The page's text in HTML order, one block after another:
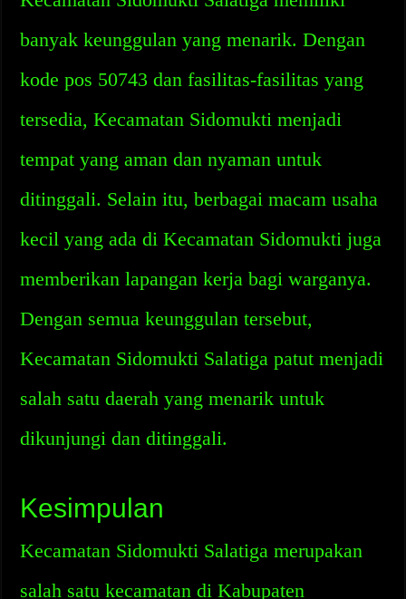
banyak keunggulan yang menarik. Dengan
kode pos 50743 dan fasilitas-fasilitas yang
tersedia, Kecamatan Sidomukti menjadi
tempat yang aman dan nyaman untuk
ditinggali. Selain itu, berbagai macam usaha
kecil yang ada di Kecamatan Sidomukti juga
memberikan lapangan kerja bagi warganya.
Dengan semua keunggulan tersebut,
Kecamatan Sidomukti Salatiga patut menjadi
salah satu daerah yang menarik untuk
dikunjungi dan ditinggali.
Kesimpulan
Kecamatan Sidomukti Salatiga merupakan
salah satu kecamatan di Kabupaten